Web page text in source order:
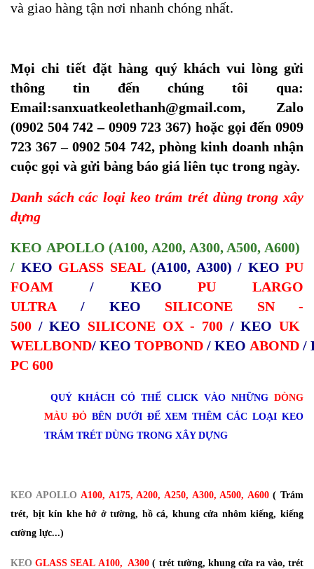
và giao hàng tận nơi nhanh chóng nhất.
Mọi chi tiết đặt hàng quý khách vui lòng gửi
thông tin đến chúng tôi qua:
Email:sanxuatkeolethanh@gmail.com, Zalo
(0902 504 742 – 0909 723 367) hoặc gọi đến 0909
723 367 – 0902 504 742, phòng kinh doanh nhận
cuộc gọi và gửi bảng báo giá liên tục trong ngày.
Danh sách các loại keo trám trét dùng trong xây
dựng
KEO APOLLO (A100, A200, A300, A500, A600)
/ KEO GLASS SEAL(A100, A300) / KEO PU
FOAM / KEOPU LARGO
ULTRA/ KEO SILICONE SN -
500 /KEO SILICONE OX - 700 / KEOUK
WELLBOND/ KEO TOPBOND / KEO ABOND /
PC 600
QUÝ KHÁCH CÓ THỂ CLICK VÀO NHỮNG DÒNG
MÀU ĐỎBÊN DƯỚI ĐỂ XEM THÊM CÁC LOẠI KEO
TRÁM TRÉT DÙNG TRONG XÂY DỰNG
KEO APOLLO A100, A175, A200, A250, A300, A500, A600( Trám
trét, bịt kín khe hở ở tường, hồ cá, khung cửa nhôm kiếng, kiếng
cường lực...)
KEOGLASS SEAL A100, A300 ( trét tường, khung cửa ra vào, trét